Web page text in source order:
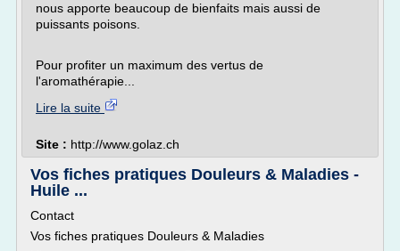
nous apporte beaucoup de bienfaits mais aussi de
puissants poisons.
Pour profiter un maximum des vertus de
l'aromathérapie...
Lire la suite
Site : http://www.golaz.ch
Vos fiches pratiques Douleurs & Maladies -
Huile ...
Contact
Vos fiches pratiques Douleurs & Maladies